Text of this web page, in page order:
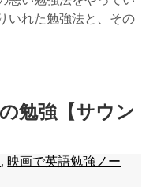
いれた勉強法と、その
勉強【サウン
, 映画で英語勉強ノー